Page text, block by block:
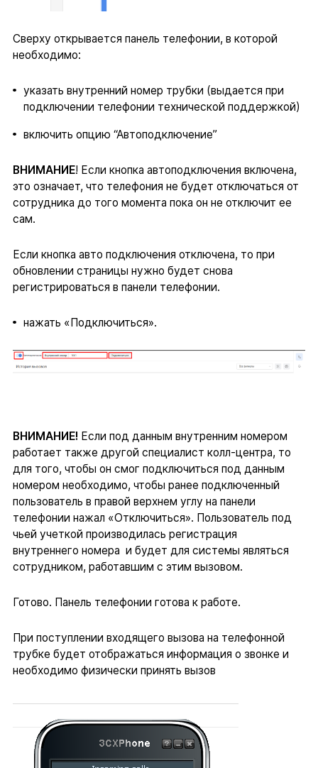
Сверху открывается панель телефонии, в которой
необходимо:
указать внутренний номер трубки (выдается при
подключении телефонии технической поддержкой)
включить опцию “Автоподключение”
ВНИМАНИЕ! Если кнопка автоподключения включена,
это означает, что телефония не будет отключаться от
сотрудника до того момента пока он не отключит ее
сам.
Если кнопка авто подключения отключена, то при
обновлении страницы нужно будет снова
регистрироваться в панели телефонии.
нажать «Подключиться».
ВНИМАНИЕ! Если под данным внутренним номером
работает также другой специалист колл-центра, то
для того, чтобы он смог подключиться под данным
номером необходимо, чтобы ранее подключенный
пользователь в правой верхнем углу на панели
телефонии нажал «Отключиться». Пользователь под
чьей учеткой производилась регистрация
внутреннего номера и будет для системы являться
сотрудником, работавшим с этим вызовом.
Готово. Панель телефонии готова к работе.
При поступлении входящего вызова на телефонной
трубке будет отображаться информация о звонке и
необходимо физически принять вызов